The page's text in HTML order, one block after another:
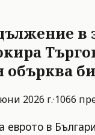
в
обърква
2026 г.·1066
еврото в